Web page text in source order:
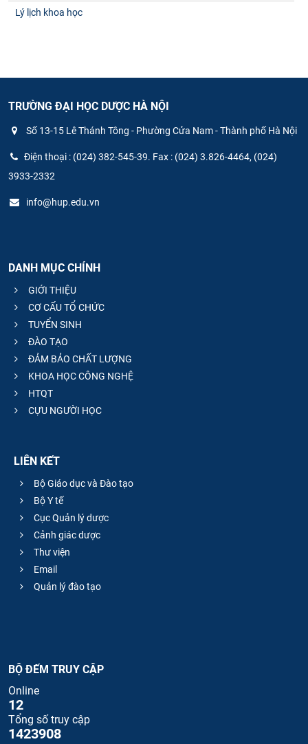
Lý lịch khoa học
TRƯỜNG ĐẠI HỌC DƯỢC HÀ NỘI
Số 13-15 Lê Thánh Tông - Phường Cửa Nam - Thành phố Hà Nội
Điện thoại : (024) 382-545-39. Fax : (024) 3.826-4464, (024)
3933-2332
info@hup.edu.vn
DANH MỤC CHÍNH
GIỚI THIỆU
CƠ CẤU TỔ CHỨC
TUYỂN SINH
ĐÀO TẠO
ĐẢM BẢO CHẤT LƯỢNG
KHOA HỌC CÔNG NGHỆ
HTQT
CỰU NGƯỜI HỌC
LIÊN KẾT
Bộ Giáo dục và Đào tạo
Bộ Y tế
Cục Quản lý dược
Cảnh giác dược
Thư viện
Email
Quản lý đào tạo
BỘ ĐẾM TRUY CẬP
Online
12
Tổng số truy cập
1423908